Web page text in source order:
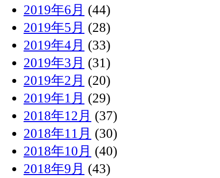
2019年6月 (44)
2019年5月 (28)
2019年4月 (33)
2019年3月 (31)
2019年2月 (20)
2019年1月 (29)
2018年12月 (37)
2018年11月 (30)
2018年10月 (40)
2018年9月 (43)